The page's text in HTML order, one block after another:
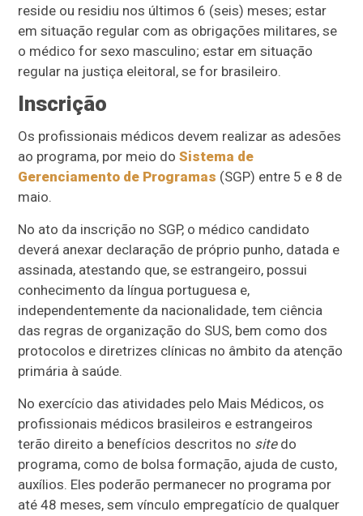
reside ou residiu nos últimos 6 (seis) meses; estar
em situação regular com as obrigações militares, se
o médico for sexo masculino; estar em situação
regular na justiça eleitoral, se for brasileiro.
Inscrição
Os profissionais médicos devem realizar as adesões
ao programa, por meio doSistema de
Gerenciamento de Programas (SGP) entre 5 e 8 de
maio.
No ato da inscrição no SGP, o médico candidato
deverá anexar declaração de próprio punho, datada e
assinada, atestando que, se estrangeiro, possui
conhecimento da língua portuguesa e,
independentemente da nacionalidade, tem ciência
das regras de organização do SUS, bem como dos
protocolos e diretrizes clínicas no âmbito da atenção
primária à saúde.
No exercício das atividades pelo Mais Médicos, os
profissionais médicos brasileiros e estrangeiros
terão direito a benefícios descritos no sitedo
programa, como de bolsa formação, ajuda de custo,
auxílios. Eles poderão permanecer no programa por
até 48 meses, sem vínculo empregatício de qualquer